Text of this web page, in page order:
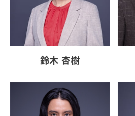
鈴木 杏樹